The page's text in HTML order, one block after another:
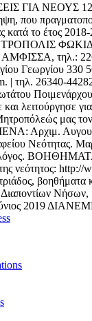
ΓΙΑ ΝΕΟΥΣ
που
το έτος 2018-
τηλ.:
Γεωργίου 330
| τηλ. 26340-44282
και λειτούργησε
μας
Αρχιμ.
Νεότητας.
νεότητος:
βοηθήματα
Νήσων,
2019